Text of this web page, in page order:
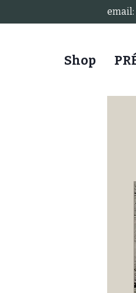
Shop